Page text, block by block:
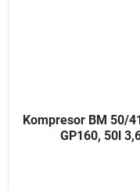
Kompresor BM 50/
GP160, 50l